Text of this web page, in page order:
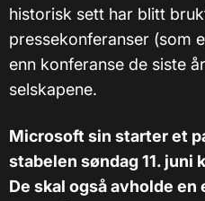
historisk sett har blitt
pressekonferanser (som
enn konferanse de siste
selskapene.
Microsoft sin starter et
stabelen søndag 11.
De skal også avholde